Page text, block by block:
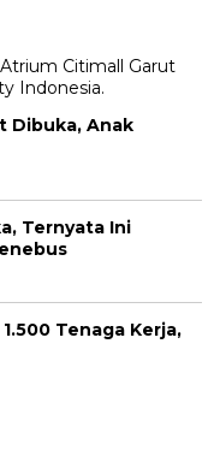
Dibuka, Anak
Ternyata Ini
Tenaga Kerja,